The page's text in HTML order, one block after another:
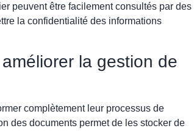
peuvent être facilement consultés par des
la confidentialité des informations
la gestion de
complètement leur processus de
des documents permet de les stocker de